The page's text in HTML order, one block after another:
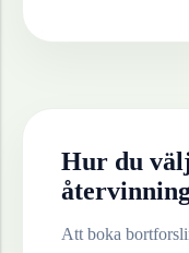
Hur du
Att boka